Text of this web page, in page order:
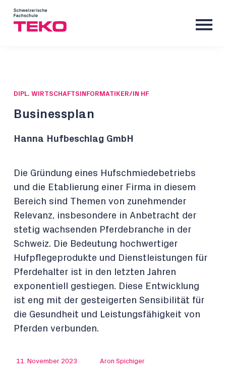
DIPL. WIRTSCHAFTSINFORMATIKER/IN HF
Businessplan
Hanna Hufbeschlag GmbH
Die Gründung eines Hufschmiedebetriebs
und die Etablierung einer Firma in diesem
Bereich sind Themen von zunehmender
Relevanz, insbesondere in Anbetracht der
stetig wachsenden Pferdebranche in der
Schweiz. Die Bedeutung hochwertiger
Hufpflegeprodukte und Dienstleistungen für
Pferdehalter ist in den letzten Jahren
exponentiell gestiegen. Diese Entwicklung
ist eng mit der gesteigerten Sensibilität für
die Gesundheit und Leistungsfähigkeit von
Pferden verbunden.
11. November 2023 Aron Spichiger